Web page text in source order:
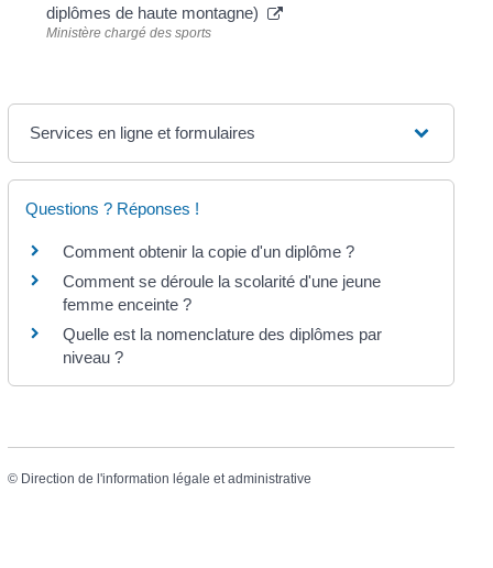
diplômes de haute montagne)
Ministère chargé des sports
Services en ligne et formulaires
Questions ? Réponses !
Comment obtenir la copie d'un diplôme ?
Comment se déroule la scolarité d'une jeune
femme enceinte ?
Quelle est la nomenclature des diplômes par
niveau ?
© Direction de l'information légale et administrative